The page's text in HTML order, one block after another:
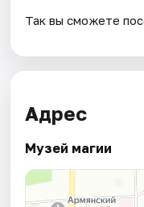
Так вы сможете
Адрес
Музей магии